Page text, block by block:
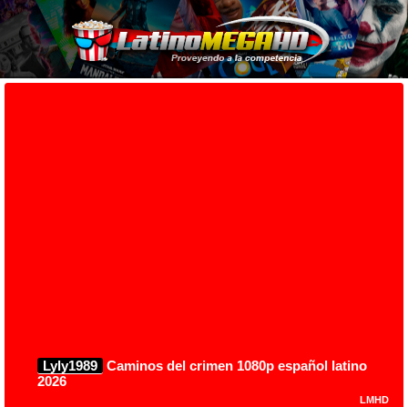
Lyly1989 Caminos del crimen 1080p español latino
2026
LMHD